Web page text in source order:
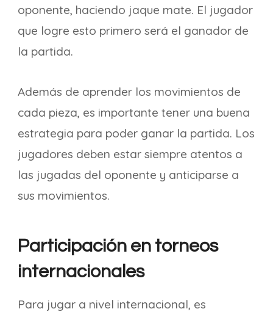
oponente, haciendo jaque mate. El jugador
que logre esto primero será el ganador de
la partida.
Además de aprender los movimientos de
cada pieza, es importante tener una buena
estrategia para poder ganar la partida. Los
jugadores deben estar siempre atentos a
las jugadas del oponente y anticiparse a
sus movimientos.
Participación en torneos
internacionales
Para jugar a nivel internacional, es